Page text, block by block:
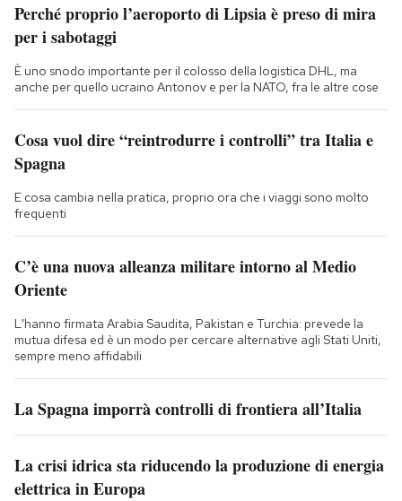
Perché proprio l’aeroporto di Lipsia è preso di mira
per i sabotaggi
È uno snodo importante per il colosso della logistica DHL, ma
anche per quello ucraino Antonov e per la NATO, fra le altre cose
Cosa vuol dire “reintrodurre i controlli” tra Italia e
Spagna
E cosa cambia nella pratica, proprio ora che i viaggi sono molto
frequenti
C’è una nuova alleanza militare intorno al Medio
Oriente
L'hanno firmata Arabia Saudita, Pakistan e Turchia: prevede la
mutua difesa ed è un modo per cercare alternative agli Stati Uniti,
sempre meno affidabili
La Spagna imporrà controlli di frontiera all’Italia
La crisi idrica sta riducendo la produzione di energia
elettrica in Europa